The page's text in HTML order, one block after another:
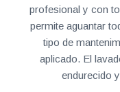
profesional y con
permite aguantar
tipo de
aplicado. El
endurecido